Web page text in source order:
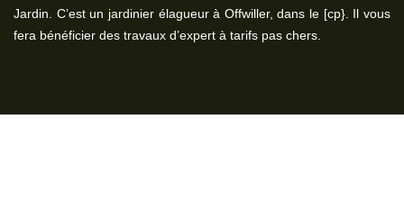
Jardin. C’est un jardinier élagueur à Offwiller, dans le [cp}. Il vous
fera bénéficier des travaux d’expert à tarifs pas chers.